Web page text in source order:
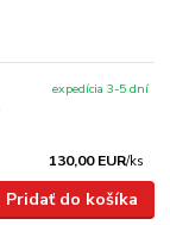
130,00 EUR/ks
expedícia 3-5 dní
Pridať do košíka